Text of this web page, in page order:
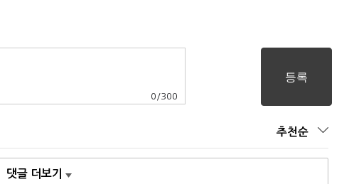
0 /300
추천순
댓글 더보기